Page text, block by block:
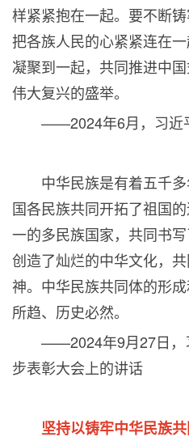
样紧紧抱在一起。要不断铸
把各族人民的心紧紧连在
凝聚到一起，共同推进中
伟大复兴的盛举。
——2024年6月，习
中华民族是有着五千
国各民族共同开拓了祖国
一的多民族国家，共同书
创造了灿烂的中华文化，
神。中华民族共同体的形
所趋、历史必然。
——2024年9月27日
步表彰大会上的讲话
坚持以铸牢中华民族